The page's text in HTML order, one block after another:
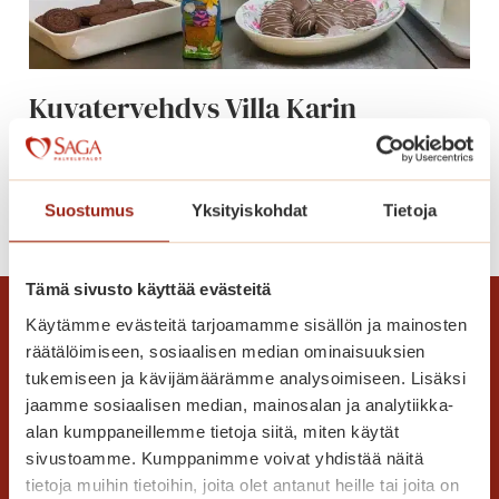
Suostumus Yksityiskohdat Tietoja
Tämä sivusto käyttää evästeitä
Käytämme evästeitä tarjoamamme sisällön ja mainosten
räätälöimiseen, sosiaalisen median ominaisuuksien
tukemiseen ja kävijämäärämme analysoimiseen. Lisäksi
jaamme sosiaalisen median, mainosalan ja analytiikka-
alan kumppaneillemme tietoja siitä, miten käytät
sivustoamme. Kumppanimme voivat yhdistää näitä
tietoja muihin tietoihin, joita olet antanut heille tai joita on
t
S
l
a
r
i
s
s
a
Kuvatervehdys Villa Karin
pääsiäisestä
Lue lisää
u
t
e
r
v
e
h
d
Saga Care Finland Oy